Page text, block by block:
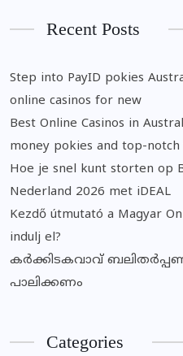
Recent Posts
Step into PayID pokies
online casinos for new
Best Online Casinos in
money pokies and top-
Hoe je snel kunt storten op
Nederland 2026 met iDEAL
Kezdő útmutató a Magyar
indulj el?
കര്‍ക്കിടകവാവ്
പാലിക്കണം
Categories